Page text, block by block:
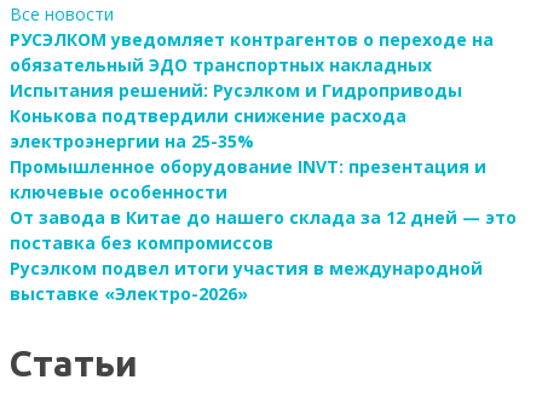
Все новости
РУСЭЛКОМ уведомляет контрагентов о переходе на
обязательный ЭДО транспортных накладных
Испытания решений: Русэлком и Гидроприводы
Конькова подтвердили снижение расхода
электроэнергии на 25-35%
Промышленное оборудование INVT: презентация и
ключевые особенности
От завода в Китае до нашего склада за 12 дней — это
поставка без компромиссов
Русэлком подвел итоги участия в международной
выставке «Электро-2026»
Статьи